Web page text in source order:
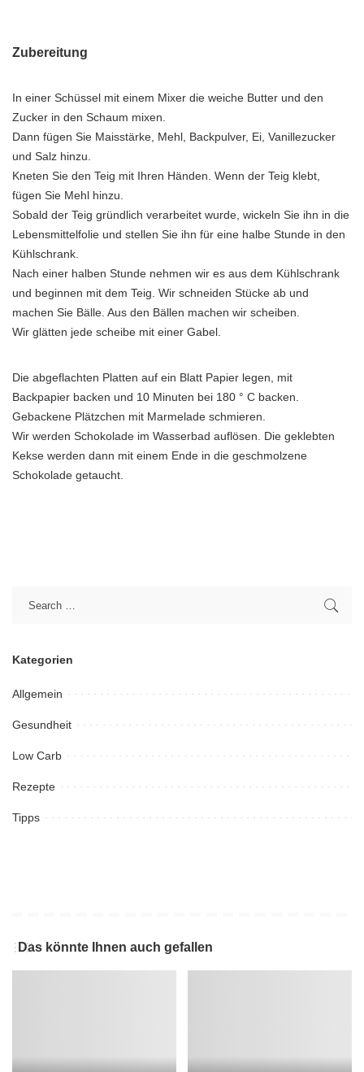
Zubereitung
In einer Schüssel mit einem Mixer die weiche Butter und den
Zucker in den Schaum mixen.
Dann fügen Sie Maisstärke, Mehl, Backpulver, Ei, Vanillezucker
und Salz hinzu.
Kneten Sie den Teig mit Ihren Händen. Wenn der Teig klebt,
fügen Sie Mehl hinzu.
Sobald der Teig gründlich verarbeitet wurde, wickeln Sie ihn in die
Lebensmittelfolie und stellen Sie ihn für eine halbe Stunde in den
Kühlschrank.
Nach einer halben Stunde nehmen wir es aus dem Kühlschrank
und beginnen mit dem Teig. Wir schneiden Stücke ab und
machen Sie Bälle. Aus den Bällen machen wir scheiben.
Wir glätten jede scheibe mit einer Gabel.
Die abgeflachten Platten auf ein Blatt Papier legen, mit
Backpapier backen und 10 Minuten bei 180 ° C backen.
Gebackene Plätzchen mit Marmelade schmieren.
Wir werden Schokolade im Wasserbad auflösen. Die geklebten
Kekse werden dann mit einem Ende in die geschmolzene
Schokolade getaucht.
Kategorien
Allgemein
Gesundheit
Low Carb
Rezepte
Tipps
Das könnte Ihnen auch gefallen